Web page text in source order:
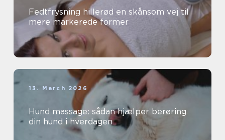
Fedtfrysning hillerød en skånsom vej til
mere markerede former
13. March 2026
Hund massage: sådan hjælper berøring
din hund i hverdagen